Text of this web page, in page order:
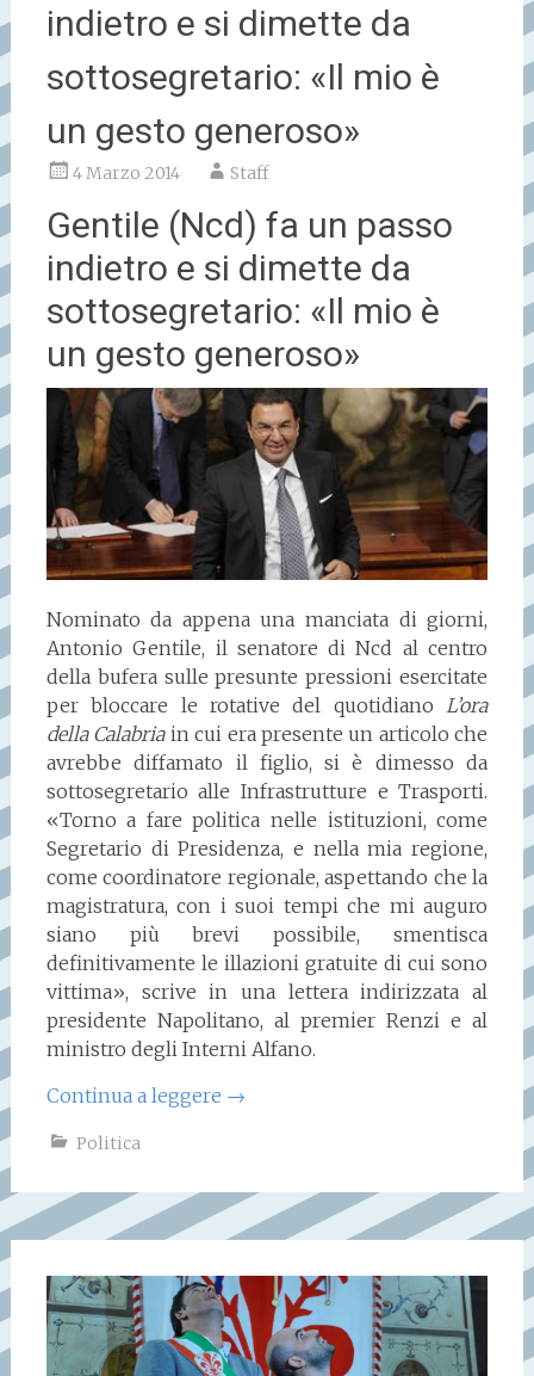
indietro e si dimette da
sottosegretario: «Il mio è
un gesto generoso»
4 Marzo 2014 Staff
Gentile (Ncd) fa un passo
indietro e si dimette da
sottosegretario: «Il mio è
un gesto generoso»
Nominato da appena una manciata di giorni,
Antonio Gentile, il senatore di Ncd al centro
della bufera sulle presunte pressioni esercitate
per bloccare le rotative del quotidianoL’ora
della Calabria in cui era presente un articolo che
avrebbe diffamato il figlio, si è dimesso da
sottosegretario alle Infrastrutture e Trasporti.
«Torno a fare politica nelle istituzioni, come
Segretario di Presidenza, e nella mia regione,
come coordinatore regionale, aspettando che la
magistratura, con i suoi tempi che mi auguro
siano più brevi possibile, smentisca
definitivamente le illazioni gratuite di cui sono
vittima», scrive in una lettera indirizzata al
presidente Napolitano, al premier Renzi e al
ministro degli Interni Alfano.
Continua a leggere →
Politica